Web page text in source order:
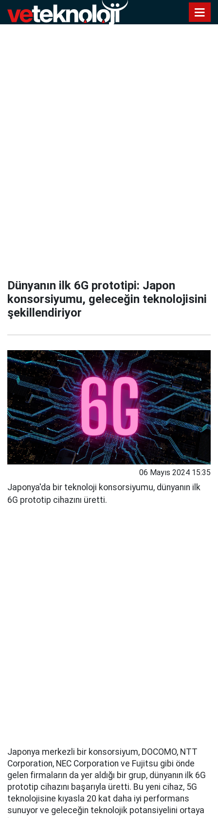
Dünyanın ilk 6G prototipi: Japon
konsorsiyumu, geleceğin teknolojisini
şekillendiriyor
06 Mayıs 2024 15:35
Japonya'da bir teknoloji konsorsiyumu, dünyanın ilk
6G prototip cihazını üretti.
Japonya merkezli bir konsorsiyum, DOCOMO, NTT
Corporation, NEC Corporation ve Fujitsu gibi önde
gelen firmaların da yer aldığı bir grup, dünyanın ilk 6G
prototip cihazını başarıyla üretti. Bu yeni cihaz, 5G
teknolojisine kıyasla 20 kat daha iyi performans
sunuyor ve geleceğin teknolojik potansiyelini ortaya